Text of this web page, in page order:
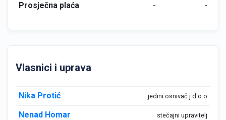
Prosječna plaća
- -
Vlasnici i uprava
Nika Protić jedini osnivač j.d.o.o
Nenad Homar stečajni upravitelj